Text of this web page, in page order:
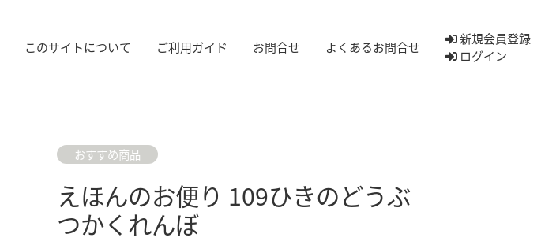
このサイトについて ご利用ガイド お問合せ よくあるお問合せ
新規会員登録
ログイン
おすすめ商品
えほんのお便り 109ひきのどうぶ
つかくれんぼ